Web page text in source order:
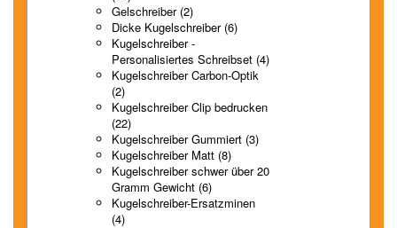
Gelschreiber (2)
Dicke Kugelschreiber (6)
Kugelschreiber -
Personalisiertes Schreibset (4)
Kugelschreiber Carbon-Optik
(2)
Kugelschreiber Clip bedrucken
(22)
Kugelschreiber Gummiert (3)
Kugelschreiber Matt (8)
Kugelschreiber schwer über 20
Gramm Gewicht (6)
Kugelschreiber-Ersatzminen
(4)